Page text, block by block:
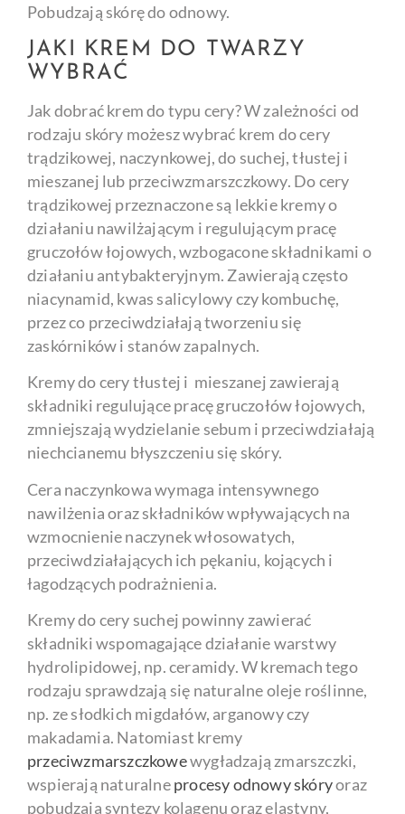
Pobudzają skórę do odnowy.
JAKI KREM DO TWARZY
WYBRAĆ
Jak dobrać krem do typu cery? W zależności od
rodzaju skóry możesz wybrać krem do cery
trądzikowej, naczynkowej, do suchej, tłustej i
mieszanej lub przeciwzmarszczkowy. Do cery
trądzikowej przeznaczone są lekkie kremy o
działaniu nawilżającym i regulującym pracę
gruczołów łojowych, wzbogacone składnikami o
działaniu antybakteryjnym. Zawierają często
niacynamid, kwas salicylowy czy kombuchę,
przez co przeciwdziałają tworzeniu się
zaskórników i stanów zapalnych.
Kremy do cery tłustej i mieszanej zawierają
składniki regulujące pracę gruczołów łojowych,
zmniejszają wydzielanie sebum i przeciwdziałają
niechcianemu błyszczeniu się skóry.
Cera naczynkowa wymaga intensywnego
nawilżenia oraz składników wpływających na
wzmocnienie naczynek włosowatych,
przeciwdziałających ich pękaniu, kojących i
łagodzących podrażnienia.
Kremy do cery suchej powinny zawierać
składniki wspomagające działanie warstwy
hydrolipidowej, np. ceramidy. W kremach tego
rodzaju sprawdzają się naturalne oleje roślinne,
np. ze słodkich migdałów, arganowy czy
makadamia. Natomiast kremy
przeciwzmarszczkowewygładzają zmarszczki,
wspierają naturalneprocesy odnowy skóryoraz
pobudzają syntezy kolagenu oraz elastyny,